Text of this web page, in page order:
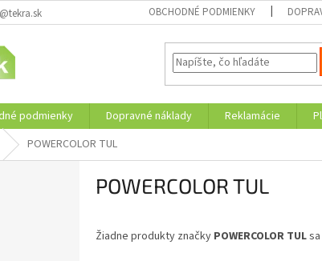
OBCHODNÉ PODMIENKY
podmienky Dopravné náklady Reklamácie
POWERCOLOR TUL
POWERCOLOR TUL
Žiadne produkty značky POWERCOLOR TUL